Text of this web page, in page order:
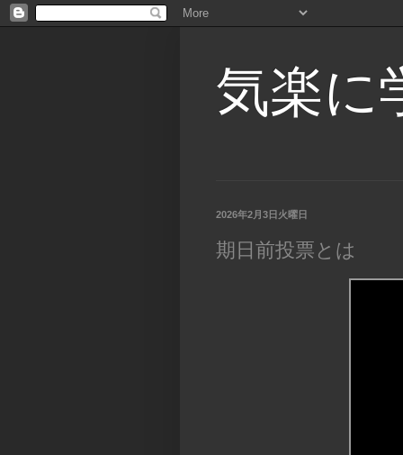
気楽に
2026年2月3日火曜日
期日前投票とは